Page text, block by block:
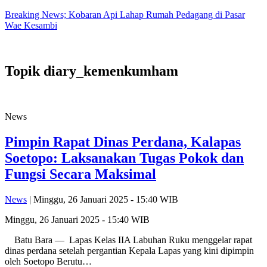
Breaking News; Kobaran Api Lahap Rumah Pedagang di Pasar
Wae Kesambi
Topik diary_kemenkumham
News
Pimpin Rapat Dinas Perdana, Kalapas
Soetopo: Laksanakan Tugas Pokok dan
Fungsi Secara Maksimal
News | Minggu, 26 Januari 2025 - 15:40 WIB
Minggu, 26 Januari 2025 - 15:40 WIB
Batu Bara — Lapas Kelas IIA Labuhan Ruku menggelar rapat
dinas perdana setelah pergantian Kepala Lapas yang kini dipimpin
oleh Soetopo Berutu…